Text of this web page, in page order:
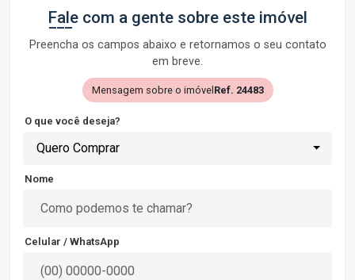
Fale com a gente sobre este imóvel
Preencha os campos abaixo e retornamos o seu contato
em breve.
Mensagem sobre o imóvel Ref. 24483
O que você deseja?
Quero Comprar
Nome
Celular / WhatsApp